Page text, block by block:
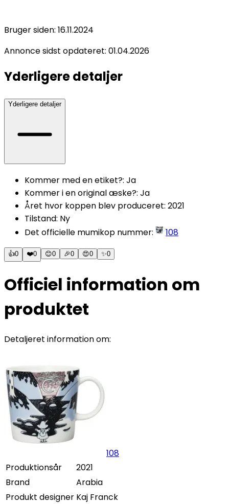
Bruger siden: 16.11.2024
Annonce sidst opdateret: 01.04.2026
Yderligere detaljer
Yderligere detaljer
Kommer med en etiket?: Ja
Kommer i en original æske?: Ja
Året hvor koppen blev produceret: 2021
Tilstand: Ny
Det officielle mumikop nummer: 108
👍0 ❤️0 😊0 🎉0 😍0 ✨0
Officiel information om
produktet
Detaljeret information om:
108
Produktionsår
2021
Brand
Arabia
Produkt designer Kaj Franck